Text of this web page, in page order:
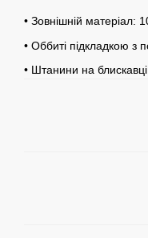
• Зовнішній матеріал:
• Оббиті підкладкою з
• Штанини на блискавці